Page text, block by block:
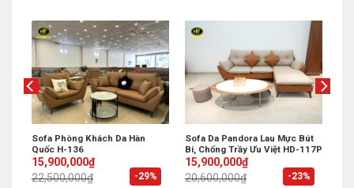
-29%
Sofa Phòng Khách Da Hàn
Quốc H-136
22,500,000₫
Original
price
was:
15,900,000₫
Current
price
is:
-23%
Sofa Da Pandora Lau Mực Bút
Bi, Chống Trầy Ưu Việt HD-117P
20,600,000₫
Original
price
was:
15,900,000₫
Current
price
is: